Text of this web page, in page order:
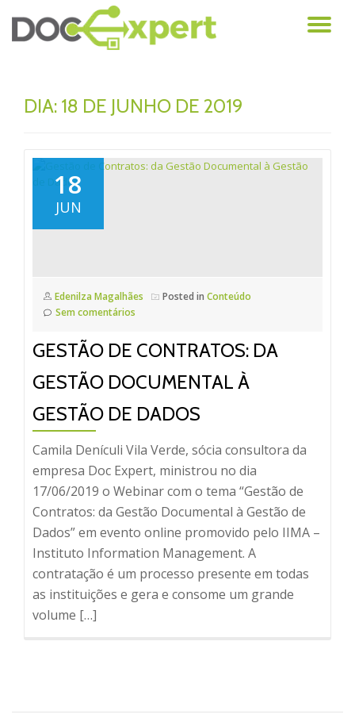
Pular
DIA: 18 DE JUNHO DE 2019
18
JUN
Edenilza Magalhães Posted in Conteúdo
Sem comentários
GESTÃO DE CONTRATOS: DA
GESTÃO DOCUMENTAL À
GESTÃO DE DADOS
Camila Denículi Vila Verde, sócia consultora da
empresa Doc Expert, ministrou no dia
17/06/2019 o Webinar com o tema “Gestão de
Contratos: da Gestão Documental à Gestão de
Dados” em evento online promovido pelo IIMA –
Instituto Information Management. A
contratação é um processo presente em todas
as instituições e gera e consome um grande
volume […]